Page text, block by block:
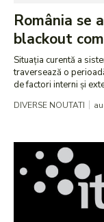
România se
blackout
Situația curentă a
traversează o
de factori interni și
DIVERSE NOUTATI